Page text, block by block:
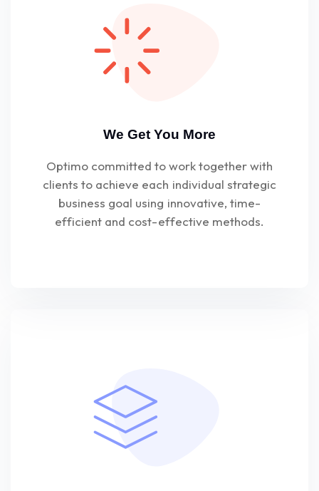
We Get You More
Optimo committed to work together with
clients to achieve each individual strategic
business goal using innovative, time-
efficient and cost-effective methods.